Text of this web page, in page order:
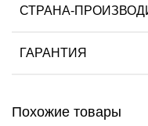
СТРАНА-
ГАРАНТИЯ
Похожие товары